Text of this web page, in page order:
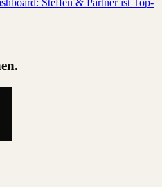
Steffen & Partner ist Top-